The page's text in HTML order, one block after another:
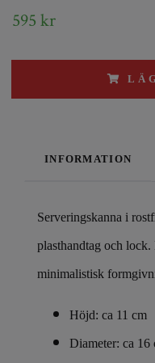
595 kr
INFORMATION
Serveringskanna i
plasthandtag och
minimalistisk
Höjd: ca 11 cm
Diameter: ca 16